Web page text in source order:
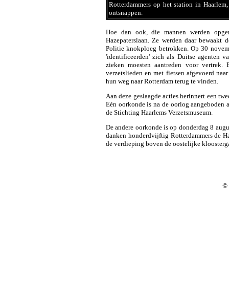
Rotterdammers op het station in
ontsnappen.
Hoe dan ook, die mannen werden
Hazepaterslaan. Ze werden daar
Politie knokploeg betrokken. Op 30
'identificeerden' zich als Duitse agenten
zieken moesten aantreden voor vertrek.
verzetslieden en met fietsen afgevoerd
hun weg naar Rotterdam terug te vinden.
Aan deze geslaagde acties herinnert een
Eén oorkonde is na de oorlog aangeboden
de Stichting Haarlems Verzetsmuseum.
De andere oorkonde is op donderdag 8
danken honderdvijftig Rotterdammers de
de verdieping boven de oostelijke
©